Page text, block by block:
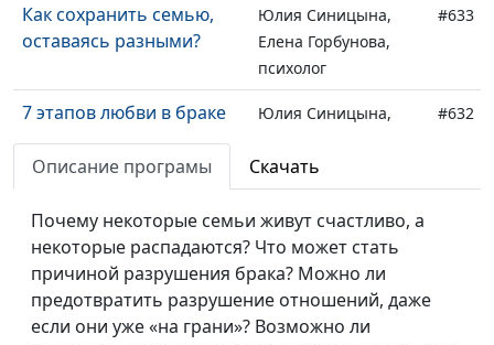
Как сохранить семью,
оставаясь разными?
Юлия Синицына,
Елена Горбунова,
психолог
#633
7 этапов любви в браке
Юлия Синицына,
психолог
#632
Конфликты в семье
Елена Горбунова,
психолог
Обиды в семье
Юлия Синицына,
Елена Горбунова,
Описание програмы Скачать
Почему некоторые семьи живут счастливо, а
некоторые распадаются? Что может стать
причиной разрушения брака? Можно ли
предотвратить разрушение отношений, даже
если они уже «на грани»? Возможно ли